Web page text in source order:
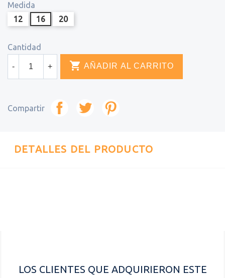
Medida
12
16 20
Cantidad
- +  AÑADIR AL CARRITO
Compartir
DETALLES DEL PRODUCTO
LOS CLIENTES QUE ADQUIRIERON ESTE